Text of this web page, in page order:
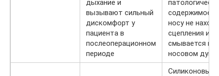
дыхание и
вызывают сильный
дискомфорт у
пациента в
послеоперационном
периоде
содержимое в
носу не
сцепления и
смывается при
носовом душе.
Силиконовые